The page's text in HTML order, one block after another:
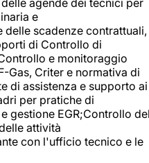
e
scadenze contrattuali,
di Controllo di
e monitoraggio
Gas, Criter e normativa di
di assistenza e supporto ai
per pratiche di
gestione EGR;Controllo
attività
con l'ufficio tecnico e le